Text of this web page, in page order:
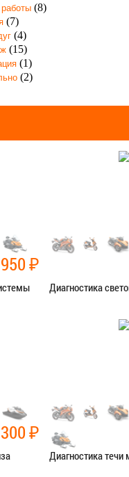
(8)
(7)
(4)
(15)
(1)
(2)
₽
Диагностика
₽
Диагностика течи